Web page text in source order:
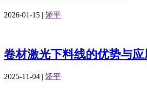
2026-01-15 | 矫平
卷材激光下料线的优势与应
2025-11-04 | 矫平